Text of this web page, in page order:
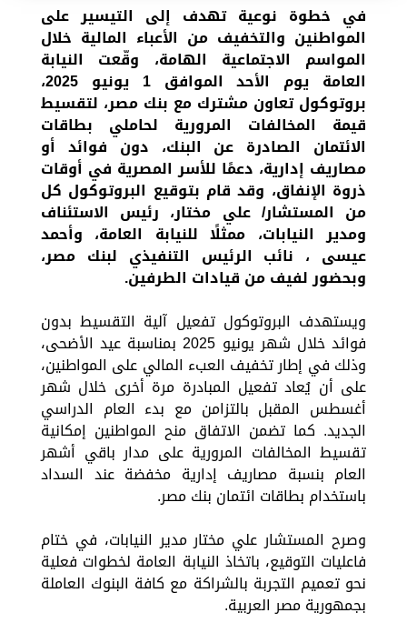
في خطوة نوعية تهدف إلى التيسير على
المواطنين والتخفيف من الأعباء المالية خلال
المواسم الاجتماعية الهامة، وقّعت النيابة
العامة يوم الأحد الموافق 1 يونيو 2025،
بروتوكول تعاون مشترك مع بنك مصر، لتقسيط
قيمة المخالفات المرورية لحاملي بطاقات
الائتمان الصادرة عن البنك، دون فوائد أو
مصاريف إدارية، دعمًا للأسر المصرية في أوقات
ذروة الإنفاق، وقد قام بتوقيع البروتوكول كل
من المستشار/ علي مختار، رئيس الاستئناف
ومدير النيابات، ممثلًا للنيابة العامة، وأحمد
عيسى ، نائب الرئيس التنفيذي لبنك مصر،
وبحضور لفيف من قيادات الطرفين.
ويستهدف البروتوكول تفعيل آلية التقسيط بدون
فوائد خلال شهر يونيو 2025 بمناسبة عيد الأضحى،
وذلك في إطار تخفيف العبء المالي على المواطنين،
على أن يُعاد تفعيل المبادرة مرة أخرى خلال شهر
أغسطس المقبل بالتزامن مع بدء العام الدراسي
الجديد. كما تضمن الاتفاق منح المواطنين إمكانية
تقسيط المخالفات المرورية على مدار باقي أشهر
العام بنسبة مصاريف إدارية مخفضة عند السداد
باستخدام بطاقات ائتمان بنك مصر.
وصرح المستشار علي مختار مدير النيابات، في ختام
فاعليات التوقيع، باتخاذ النيابة العامة لخطوات فعلية
نحو تعميم التجربة بالشراكة مع كافة البنوك العاملة
بجمهورية مصر العربية.